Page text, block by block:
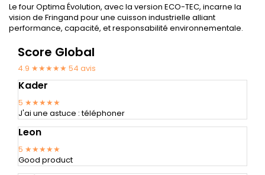
Le four Optima Évolution, avec la version ECO-TEC, incarne la
vision de Fringand pour une cuisson industrielle alliant
performance, capacité, et responsabilité environnementale.
Score Global
4.9 ★★★★★ 54 avis
Kader
5 ★★★★★
J'ai une astuce : téléphoner
Leon
5 ★★★★★
Good product